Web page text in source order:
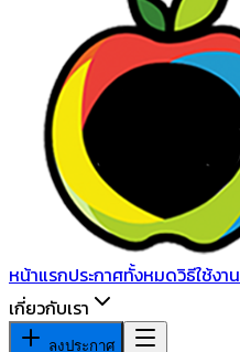
หน้าแรกประกาศทั้งหมดวิธีใช้งาน
เกี่ยวกับเรา
ลงประกาศ